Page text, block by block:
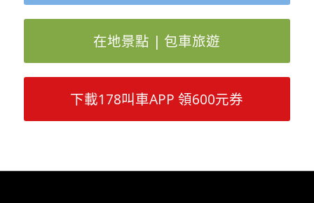
在地景點 | 包車旅遊
下載178叫車APP 領600元券